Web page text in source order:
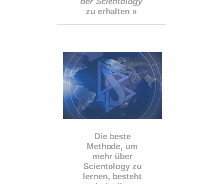
zu erhalten »
Die beste
Methode, um
mehr über
Scientology zu
lernen, besteht